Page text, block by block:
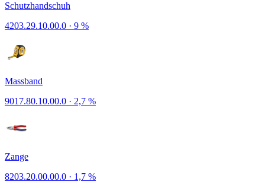
Schutzhandschuh
4203.29.10.00.0 · 9 %
Massband
9017.80.10.00.0 · 2,7 %
Zange
8203.20.00.00.0 · 1,7 %